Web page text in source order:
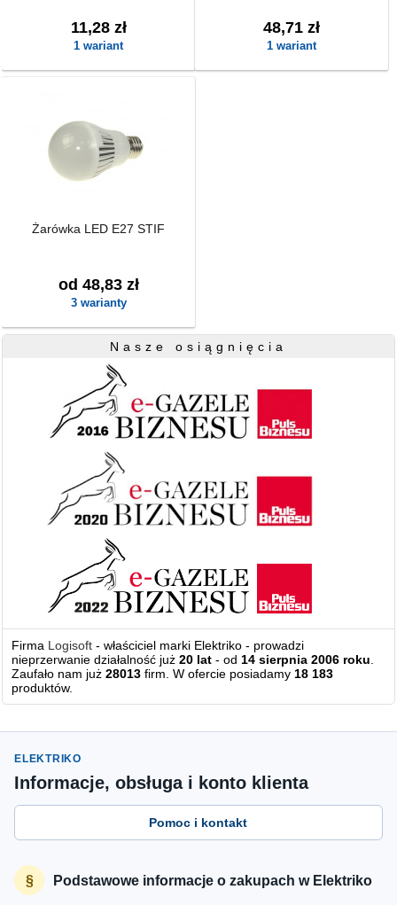
11,28 zł
1 wariant
48,71 zł
1 wariant
Żarówka LED E27 STIF
od 48,83 zł
3 warianty
Nasze osiągnięcia
Firma Logisoft - właściciel marki Elektriko - prowadzi
nieprzerwanie działalność już20 lat - od14 sierpnia 2006 roku.
Zaufało nam już28013 firm. W ofercie posiadamy18 183
produktów.
ELEKTRIKO
Informacje, obsługa i konto klienta
Pomoc i kontakt
Podstawowe informacje o zakupach w Elektriko